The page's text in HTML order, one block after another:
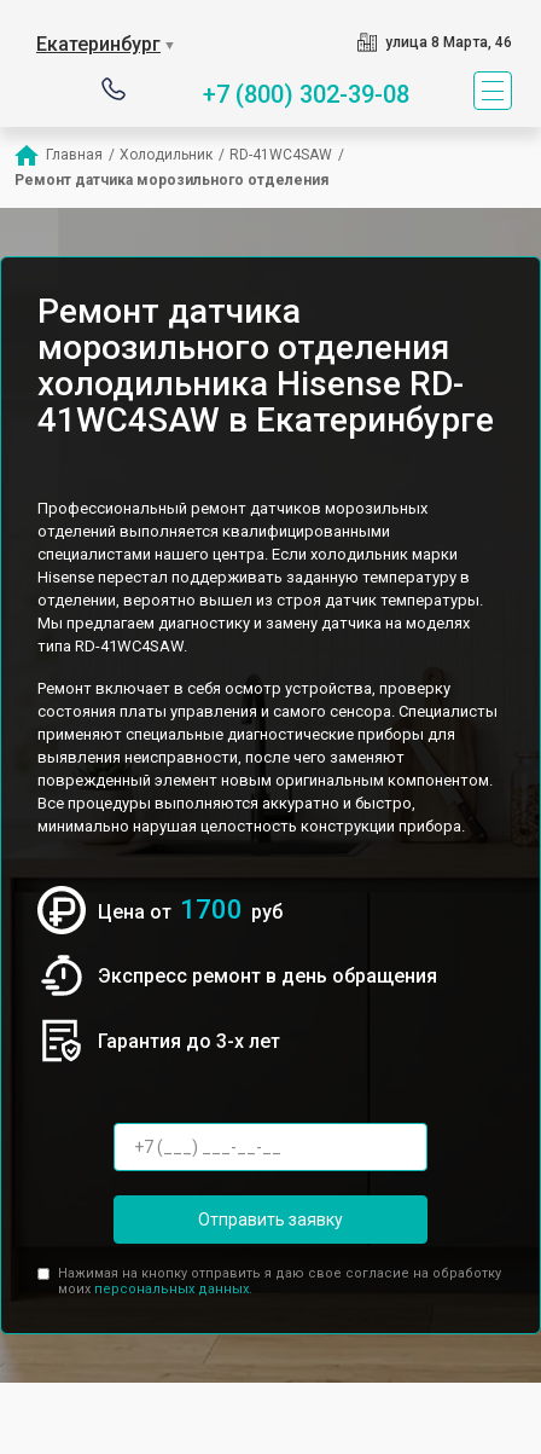
Екатеринбург ▼ улица 8 Марта, 46
+7 (800) 302-39-08
Главная / Холодильник / RD-41WC4SAW /
Ремонт датчика морозильного отделения
Ремонт датчика
морозильного отделения
холодильника Hisense RD-
41WC4SAW в Екатеринбурге
Профессиональный ремонт датчиков морозильных
отделений выполняется квалифицированными
специалистами нашего центра. Если холодильник марки
Hisense перестал поддерживать заданную температуру в
отделении, вероятно вышел из строя датчик температуры.
Мы предлагаем диагностику и замену датчика на моделях
типа RD-41WC4SAW.
Ремонт включает в себя осмотр устройства, проверку
состояния платы управления и самого сенсора. Специалисты
применяют специальные диагностические приборы для
выявления неисправности, после чего заменяют
поврежденный элемент новым оригинальным компонентом.
Все процедуры выполняются аккуратно и быстро,
минимально нарушая целостность конструкции прибора.
Цена от 1700 руб
Экспресс ремонт в день обращения
Гарантия до 3-х лет
Отправить заявку
Нажимая на кнопку отправить я даю свое согласие на обработку
моих персональных данных.